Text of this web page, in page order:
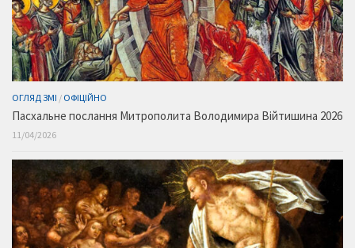
ОГЛЯД ЗМІ / ОФІЦІЙНО
Пасхальне послання Митрополита Володимира Війтишина 2026
11/04/2026